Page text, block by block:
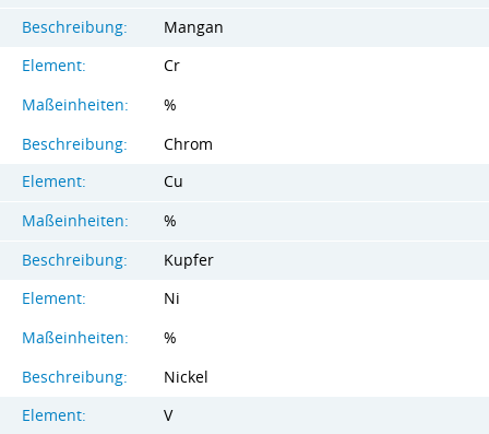
Beschreibung:
Mangan
Element:
Cr
Maßeinheiten:
%
Beschreibung:
Chrom
Element:
Cu
Maßeinheiten:
%
Beschreibung:
Kupfer
Element:
Ni
Maßeinheiten:
%
Beschreibung:
Nickel
Element:
V